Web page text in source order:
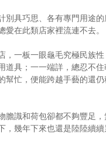
別具巧思、各有專門用途
在此類店家裡流連不去。
，一板一眼龜毛究極民族
道具；一一端詳，總忍不
幫忙，便能跨越手藝的還
膽識和荷包卻都不夠豐足
，幾年下來也還是陸陸續